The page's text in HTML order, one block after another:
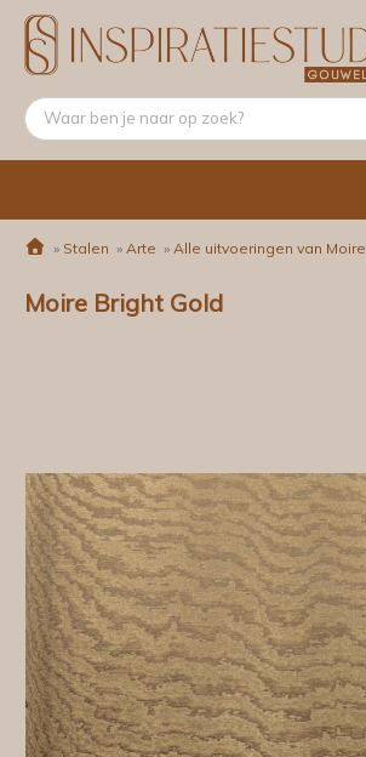
» Stalen » Arte » Alle uitvoeringen van Moire
Moire Bright Gold